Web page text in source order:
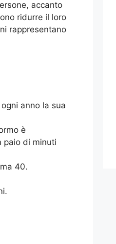
accanto
ridurre il loro
rappresentano
anno la sua
è
paio di minuti
40.